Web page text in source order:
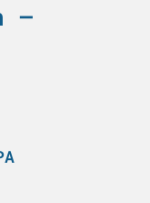
–